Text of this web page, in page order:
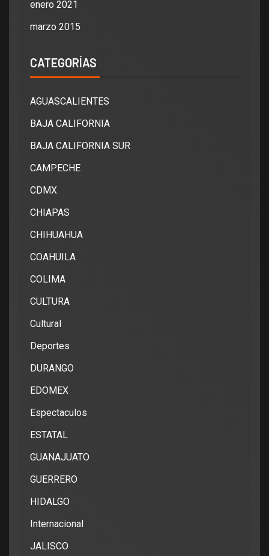
enero 2021
marzo 2015
CATEGORÍAS
AGUASCALIENTES
BAJA CALIFORNIA
BAJA CALIFORNIA SUR
CAMPECHE
CDMX
CHIAPAS
CHIHUAHUA
COAHUILA
COLIMA
CULTURA
Cultural
Deportes
DURANGO
EDOMEX
Espectaculos
ESTATAL
GUANAJUATO
GUERRERO
HIDALGO
Internacional
JALISCO